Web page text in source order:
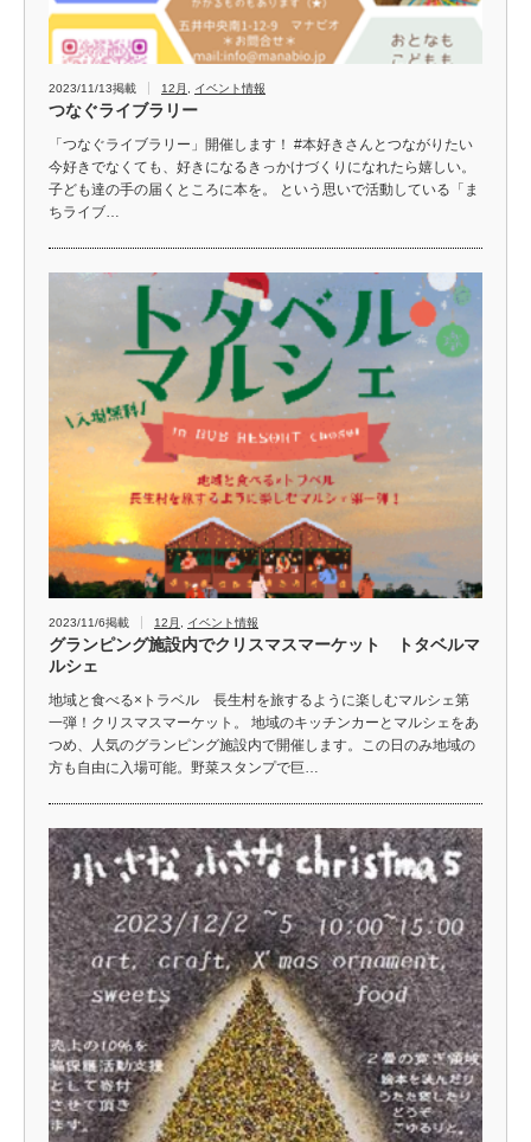
2023/11/13掲載 12月 イベント情報
つなぐライブラリー
「つなぐライブラリー」開催します！ #本好きさんとつながりたい
今好きでなくても、好きになるきっかけづくりになれたら嬉しい。
子ども達の手の届くところに本を。 という思いで活動している「ま
ちライブ…
2023/11/6掲載 12月 イベント情報
グランピング施設内でクリスマスマーケット トタベルマ
ルシェ
地域と食べる×トラベル 長生村を旅するように楽しむマルシェ第
一弾！クリスマスマーケット。 地域のキッチンカーとマルシェをあ
つめ、人気のグランピング施設内で開催します。この日のみ地域の
方も自由に入場可能。野菜スタンプで巨…